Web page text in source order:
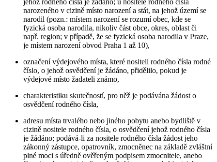
jehož rodného čísla je žádáno; u nositele rodného čísla
narozeného v cizině místo narození a stát, na jehož území se
narodil (pozn.: místem narození se rozumí obec, kde se
fyzická osoba narodila, nikoliv část obce, okres, oblast či
např. region; v případě, že se fyzická osoba narodila v Praze,
je místem narození obvod Praha 1 až 10),
označení výdejového místa, které nositeli rodného čísla rodné
číslo, o jehož osvědčení je žádáno, přidělilo, pokud je
výdejové místo žadateli známo,
charakteristiku skutečností, pro něž je podávána žádost o
osvědčení rodného čísla,
adresu místa trvalého nebo jiného pobytu anebo bydliště v
cizině nositele rodného čísla, o osvědčení jehož rodného čísla
je žádáno; podává-li za nositele rodného čísla žádost jeho
zákonný zástupce, opatrovník, zmocněnec na základě zvláštní
plné moci s úředně ověřeným podpisem zmocnitele, anebo